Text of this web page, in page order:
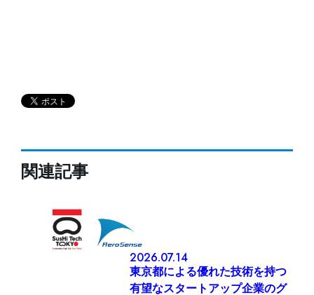
関連記事
2026.07.14
東京都による優れた技術を持つ
有望なスタートアップ企業のグ